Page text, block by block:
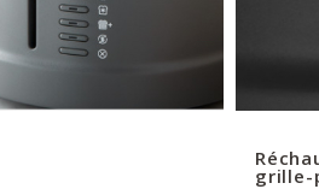
grille-